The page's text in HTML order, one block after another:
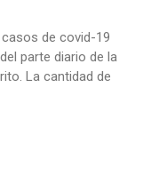
de covid-19
parte diario de la
La cantidad de